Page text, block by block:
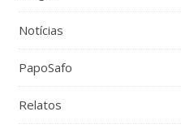
Notícias
PapoSafo
Relatos